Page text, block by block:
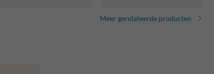
Meer gerelateerde producten